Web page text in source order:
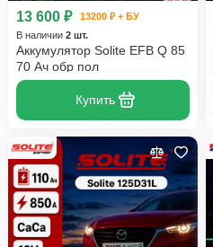
13 600 ₽
13200 ₽ + БУ
В наличии 2 шт.
Аккумулятор Solite EFB Q 85
70 Ач обр пол
Купить